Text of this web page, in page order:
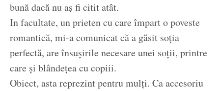
bună dacă nu aș fi citit atât.
In facultate, un prieten cu care împart o poveste
romantică, mi-a comunicat că a găsit soția
perfectă, are însușirile necesare unei soții, printre
care și blândețea cu copiii.
Obiect, asta reprezint pentru mulți. Ca accesoriu